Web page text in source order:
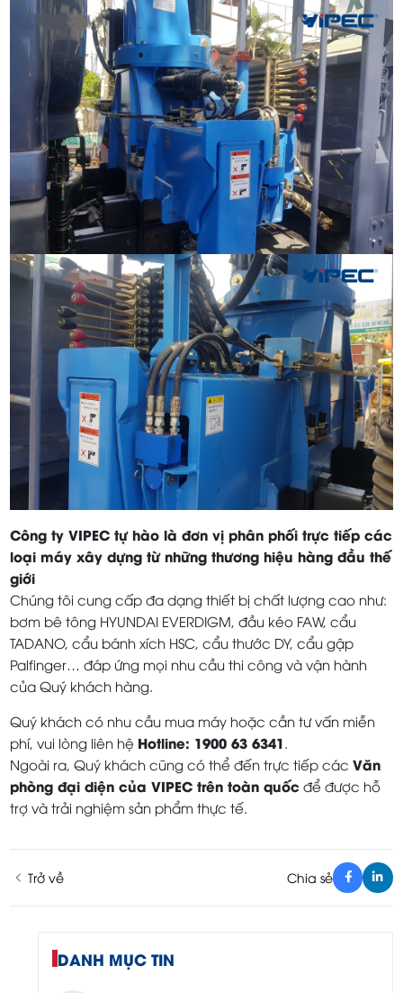
Công ty VIPEC tự hào là đơn vị phân phối trực tiếp các
loại máy xây dựng từ những thương hiệu hàng đầu thế
giới
Chúng tôi cung cấp đa dạng thiết bị chất lượng cao như:
bơm bê tông HYUNDAI EVERDIGM, đầu kéo FAW, cẩu
TADANO, cẩu bánh xích HSC, cẩu thước DY, cẩu gập
Palfinger… đáp ứng mọi nhu cầu thi công và vận hành
của Quý khách hàng.
Quý khách có nhu cầu mua máy hoặc cần tư vấn miễn
phí, vui lòng liên hệ Hotline: 1900 63 6341
Ngoài ra, Quý khách cũng có thể đến trực tiếp cácVăn
phòng đại diện của VIPEC trên toàn quốc để được hỗ
trợ và trải nghiệm sản phẩm thực tế.
Trở về Chia sẻ
DANH MỤC TIN